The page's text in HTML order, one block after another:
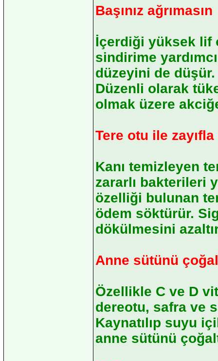
Başınız ağrımasın
İçerdiği yüksek lif
sindirime
düzeyini de düşür.
Düzenli olarak
olmak üzere
Tere otu ile zayıfla
Kanı temizleyen
zararlı bakterileri
özelliği bulunan
ödem söktürür.
dökülmesini
Anne sütünü
Özellikle C ve D
dereotu, safra ve
Kaynatılıp suyu
anne sütünü